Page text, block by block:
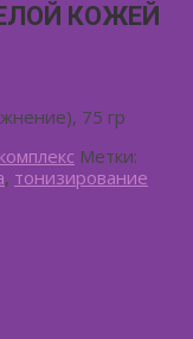
КОЖЕЙ
75 гр
Метки:
, тонизирование